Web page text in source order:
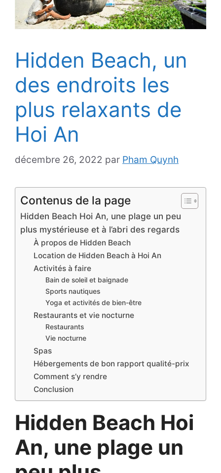
Hidden Beach, un
des endroits les
plus relaxants de
Hoi An
décembre 26, 2022 par Pham Quynh
Contenus de la page
Hidden Beach Hoi An, une plage un peu
plus mystérieuse et à l’abri des regards
À propos de Hidden Beach
Location de Hidden Beach à Hoi An
Activités à faire
Bain de soleil et baignade
Sports nautiques
Yoga et activités de bien-être
Restaurants et vie nocturne
Restaurants
Vie nocturne
Spas
Hébergements de bon rapport qualité-prix
Comment s’y rendre
Conclusion
Hidden Beach Hoi
An, une plage un